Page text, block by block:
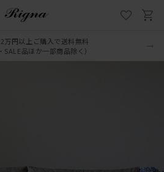
円以上ご購入で送料無料
SALE品ほか一部商品除く）